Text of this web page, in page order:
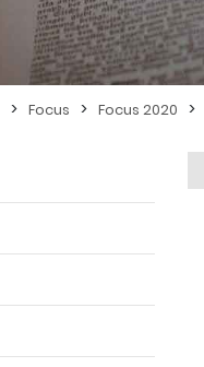
> Focus > Focus 2020 >